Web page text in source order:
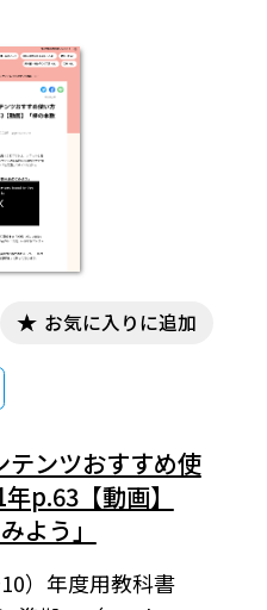
お気に入りに追加
テンツおすすめ使
p.63【動画】
よう」
）年度用教科書